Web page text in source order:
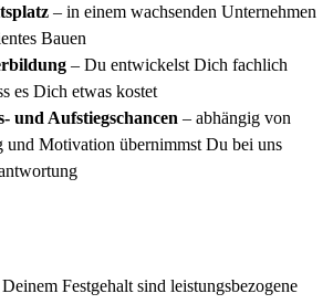
– in einem wachsenden Unternehmen
Bauen
– Du entwickelst Dich fachlich
es Dich etwas kostet
und Aufstiegschancen – abhängig von
und Motivation übernimmst Du bei uns
Festgehalt sind leistungsbezogene